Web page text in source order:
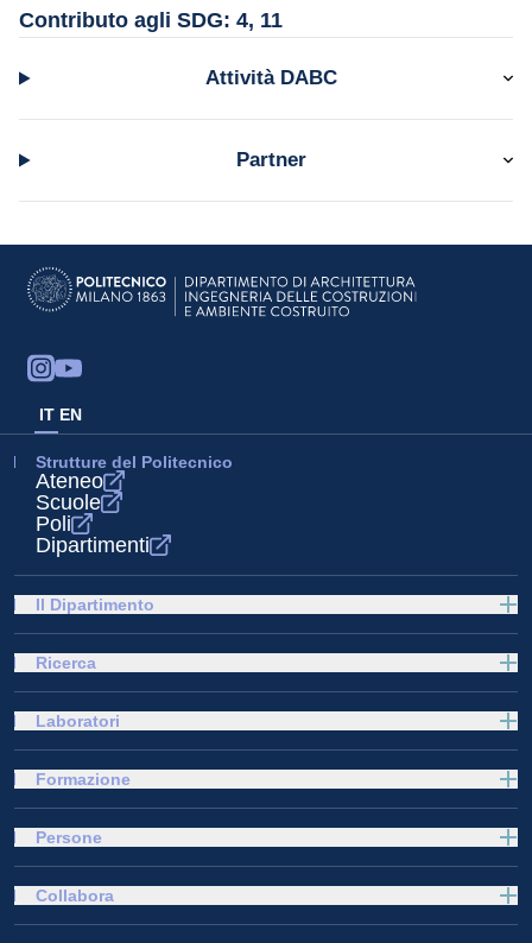
Contributo agli SDG: 4, 11
Attività DABC
Partner
IT EN
Strutture del Politecnico
Ateneo
Scuole
Poli
Dipartimenti
Il Dipartimento
Ricerca
Laboratori
Formazione
Persone
Collabora